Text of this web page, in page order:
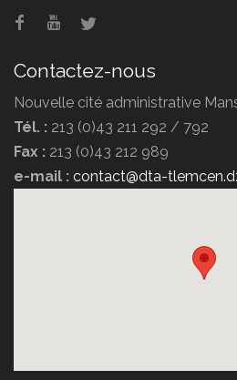
Hôtel
Contactez-nous
Nouvelle cité administrative
Tél. : 213 (0)43 211 292 / 792
Fax : 213 (0)43 212 989
e-mail : contact@dta-